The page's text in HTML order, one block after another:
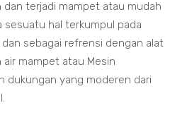
dan terjadi mampet atau mudah
sesuatu hal terkumpul pada
sebagai refrensi dengan alat
mampet atau Mesin
dukungan yang moderen dari